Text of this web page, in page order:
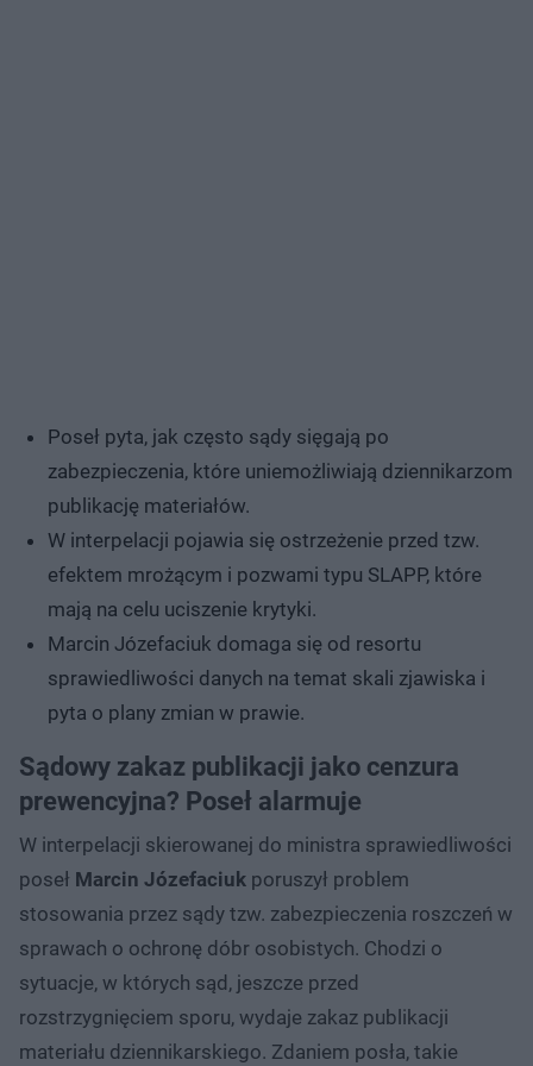
Poseł pyta, jak często sądy sięgają po
zabezpieczenia, które uniemożliwiają dziennikarzom
publikację materiałów.
W interpelacji pojawia się ostrzeżenie przed tzw.
efektem mrożącym i pozwami typu SLAPP, które
mają na celu uciszenie krytyki.
Marcin Józefaciuk domaga się od resortu
sprawiedliwości danych na temat skali zjawiska i
pyta o plany zmian w prawie.
Sądowy zakaz publikacji jako cenzura
prewencyjna? Poseł alarmuje
W interpelacji skierowanej do ministra sprawiedliwości
poseł Marcin Józefaciuk poruszył problem
stosowania przez sądy tzw. zabezpieczenia roszczeń w
sprawach o ochronę dóbr osobistych. Chodzi o
sytuacje, w których sąd, jeszcze przed
rozstrzygnięciem sporu, wydaje zakaz publikacji
materiału dziennikarskiego. Zdaniem posła, takie